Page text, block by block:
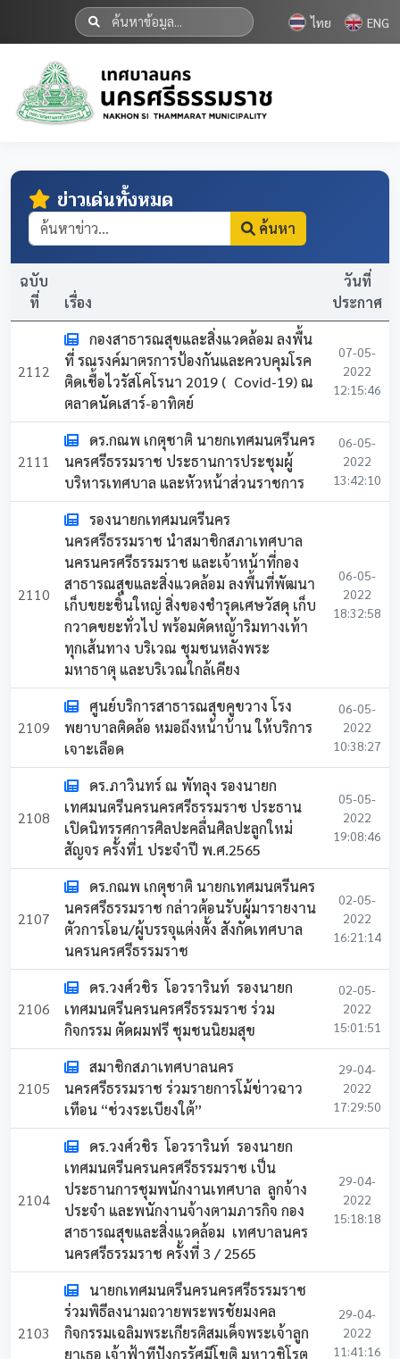
ไทย ENG
ข่าวเด่นทั้งหมด
ค้นหา
ฉบับ
ที่
เรื่อง
วันที่
ประกาศ
2112
กองสาธารณสุขและสิ่งแวดล้อม ลงพื้น
ที่ รณรงค์มาตรการป้องกันและควบคุมโรค
ติดเชื้อไวรัสโคโรนา 2019 ( Covid-19) ณ
ตลาดนัดเสาร์-อาทิตย์
07-05-
2022
12:15:46
2111
ดร.กณพ เกตุชาติ นายกเทศมนตรีนคร
นครศรีธรรมราช ประธานการประชุมผู้
บริหารเทศบาล และหัวหน้าส่วนราชการ
06-05-
2022
13:42:10
2110
รองนายกเทศมนตรีนคร
นครศรีธรรมราช นำสมาชิกสภาเทศบาล
นครนครศรีธรรมราช และเจ้าหน้าที่กอง
สาธารณสุขและสิ่งแวดล้อม ลงพื้นที่พัฒนา
เก็บขยะชิ้นใหญ่ สิ่งของชำรุดเศษวัสดุ เก็บ
กวาดขยะทั่วไป พร้อมตัดหญ้าริมทางเท้า
ทุกเส้นทาง บริเวณ ชุมชนหลังพระ
มหาธาตุ และบริเวณใกล้เคียง
06-05-
2022
18:32:58
2109
ศูนย์บริการสาธารณสุขคูขวาง โรง
พยาบาลติดล้อ หมอถึงหน้าบ้าน ให้บริการ
เจาะเลือด
06-05-
2022
10:38:27
2108
ดร.ภาวินทร์ ณ พัทลุง รองนายก
เทศมนตรีนครนครศรีธรรมราช ประธาน
เปิดนิทรรศการศิลปะคลื่นศิลปะลูกใหม่
สัญจร ครั้งที่1 ประจำปี พ.ศ.2565
05-05-
2022
19:08:46
2107
ดร.กณพ เกตุชาติ นายกเทศมนตรีนคร
นครศรีธรรมราช กล่าวต้อนรับผู้มารายงาน
ตัวการโอน/ผู้บรรจุแต่งตั้ง สังกัดเทศบาล
นครนครศรีธรรมราช
02-05-
2022
16:21:14
2106
ดร.วงศ์วชิร โอวรารินท์ รองนายก
เทศมนตรีนครนครศรีธรรมราช ร่วม
กิจกรรม ตัดผมฟรี ชุมชนนิยมสุข
02-05-
2022
15:01:51
2105
สมาชิกสภาเทศบาลนคร
นครศรีธรรมราช ร่วมรายการโม้ข่าวฉาว
เทือน “ช่วงระเบียงใต้”
29-04-
2022
17:29:50
2104
ดร.วงศ์วชิร โอวรารินท์ รองนายก
เทศมนตรีนครนครศรีธรรมราช เป็น
ประธานการชุมพนักงานเทศบาล ลูกจ้าง
ประจำ และพนักงานจ้างตามภารกิจ กอง
สาธารณสุขและสิ่งแวดล้อม เทศบาลนคร
นครศรีธรรมราช ครั้งที่ 3 / 2565
29-04-
2022
15:18:18
2103
นายกเทศมนตรีนครนครศรีธรรมราช
ร่วมพิธีลงนามถวายพระพรชัยมงคล
กิจกรรมเฉลิมพระเกียรติสมเด็จพระเจ้าลูก
ยาเธอ เจ้าฟ้าทีปังกรรัศมีโขติ มหาวชิโรต
29-04-
2022
11:41:16